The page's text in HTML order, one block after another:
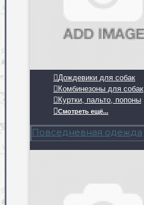
Дождевики для собак
Комбинезоны для собак
Куртки, пальто, попоны
Смотреть ещё...
Повседневная одежда